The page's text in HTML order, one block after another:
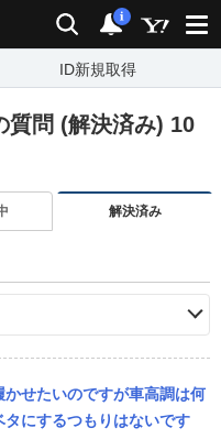
検索 通知
i
ID新規取得
質問 (解決済み) 10
解決済み
せたいのですが車高調は何
にするつもりはないです